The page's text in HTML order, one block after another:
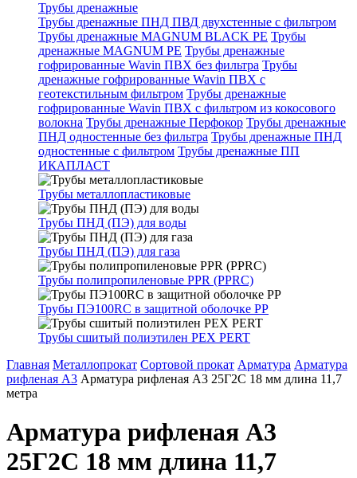
Трубы дренажные
Трубы дренажные ПНД ПВД двухстенные с фильтром
Трубы дренажные MAGNUM BLACK PE Трубы
дренажные MAGNUM PE Трубы дренажные
гофрированные Wavin ПВХ без фильтра Трубы
дренажные гофрированные Wavin ПВХ с
геотекстильным фильтром Трубы дренажные
гофрированные Wavin ПВХ с фильтром из кокосового
волокна Трубы дренажные Перфокор Трубы дренажные
ПНД одностенные без фильтра Трубы дренажные ПНД
одностенные с фильтром Трубы дренажные ПП
ИКАПЛАСТ
Трубы металлопластиковые
Трубы ПНД (ПЭ) для воды
Трубы ПНД (ПЭ) для газа
Трубы полипропиленовые PPR (PPRC)
Трубы ПЭ100RC в защитной оболочке PP
Трубы сшитый полиэтилен PEX PERT
Главная Металлопрокат Сортовой прокат Арматура Арматура
рифленая A3 Арматура рифленая А3 25Г2С 18 мм длина 11,7
метра
Арматура рифленая А3
25Г2С 18 мм длина 11,7